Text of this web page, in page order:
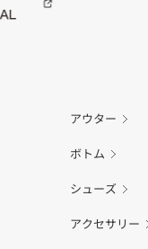
アウター
ボトム
シューズ
アクセサリー